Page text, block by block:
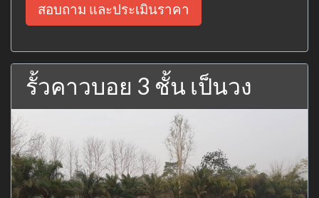
สอบถาม และประเมินราคา
รั้วคาวบอย 3 ชั้น เป็นวง